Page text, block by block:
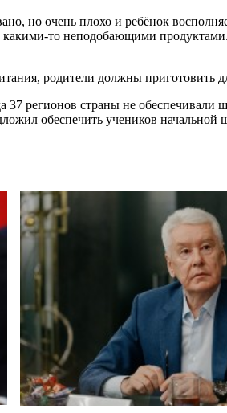
но очень плохо и ребёнок
какими-то неподобающими
родители должны приготовить
37 регионов страны не обеспечивали
обеспечить учеников начальной